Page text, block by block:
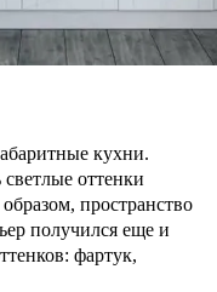
кухни.
оттенки
пространство
получился еще и
фартук,